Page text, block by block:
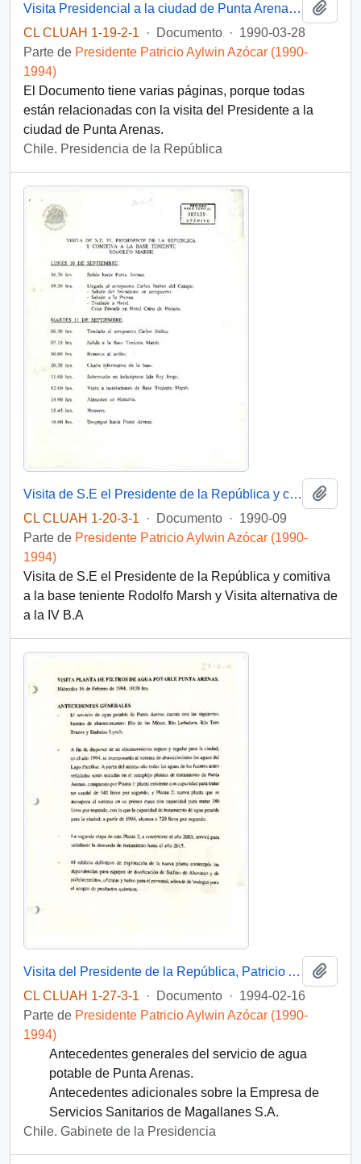
Visita Presidencial a la ciudad de Punta Arenas en 1990
CL CLUAH 1-19-2-1
· Documento · 1990-03-28
Parte de Presidente Patricio Aylwin Azócar (1990-
1994)
El Documento tiene varias páginas, porque todas
están relacionadas con la visita del Presidente a la
ciudad de Punta Arenas.
Chile. Presidencia de la República
Visita de S.E el Presidente de la República y comitiva a la base teniente Rodolfo Marsh
CL CLUAH 1-20-3-1
· Documento · 1990-09
Parte de Presidente Patricio Aylwin Azócar (1990-
1994)
Visita de S.E el Presidente de la República y comitiva
a la base teniente Rodolfo Marsh y Visita alternativa de
a la IV B.A
Visita del Presidente de la República, Patricio Aylwin Azócar, a la planta de filtros de agua potable de Punta Arenas
CL CLUAH 1-27-3-1
· Documento · 1994-02-16
Parte de Presidente Patricio Aylwin Azócar (1990-
1994)
Antecedentes generales del servicio de agua
potable de Punta Arenas.
Antecedentes adicionales sobre la Empresa de
Servicios Sanitarios de Magallanes S.A.
Chile. Gabinete de la Presidencia